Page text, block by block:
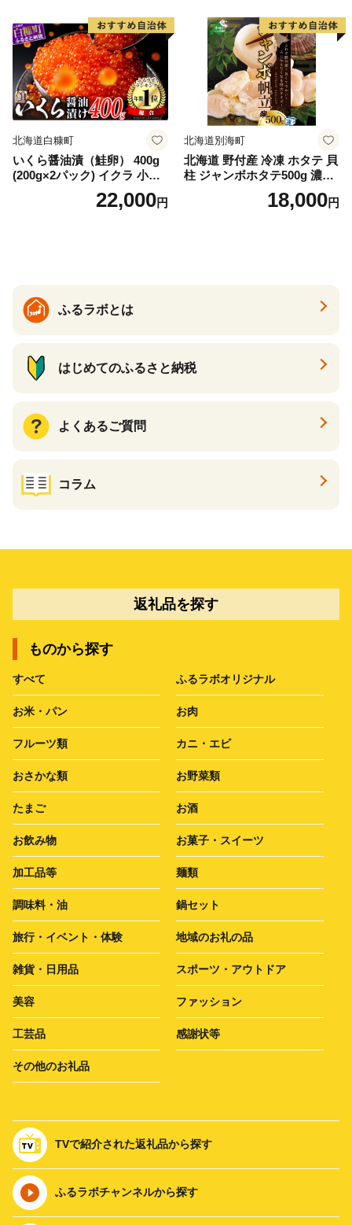
満足 美味しい 贈答 生食用 刺
身 お刺身 刺し身 魚介類 海鮮
冷凍 厚切り 薄切り ふるさと
納税 ふるさとチョイス チョ
イス 北海道 白糠町
北海道白糠町
いくら醤油漬（鮭卵） 400g
(200g×2パック) イクラ 小分
け いくら醤油漬 鮭いくら い
くら醤油漬け 鮭 鮭卵 ikura
22,000円
北海道別海町
北海道 野付産 冷凍 ホタテ 貝
柱 ジャンボホタテ500g 濃厚
な旨味と甘み （ほたて ホタ
テ 帆立 貝柱 ホタテ貝柱 大玉
18,000円
ふるラボとは
はじめてのふるさと納税
よくあるご質問
コラム
返礼品を探す
ものから探す
すべて ふるラボオリジナル
お米・パン お肉
フルーツ類 カニ・エビ
おさかな類 お野菜類
たまご お酒
お飲み物 お菓子・スイーツ
加工品等 麺類
調味料・油 鍋セット
旅行・イベント・体験 地域のお礼の品
雑貨・日用品 スポーツ・アウトドア
美容 ファッション
工芸品 感謝状等
その他のお礼品
TVで紹介された返礼品から探す
ふるラボチャンネルから探す